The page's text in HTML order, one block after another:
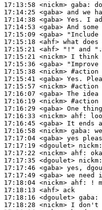
17:13:58 <nickm> gaba:
17:14:25 <gaba>
17:14:38 <gaba>
17:14:53 <gaba>
17:15:09 <gaba>
17:15:18 <ahf>
17:15:21 <ahf>
17:15:21 <nickm>
17:15:36 <gaba>
17:15:38 <nickm> #action
17:15:41 <gaba>
17:15:57 <nickm> #action
17:16:07 <gaba>
17:16:19 <nickm> #action
17:16:29 <gaba>
17:16:33 <nickm> ahf:
17:16:45 <gaba>
17:16:58 <nickm> gaba:
17:17:04 <gaba>
17:17:19 <dgoulet> nickm:
17:17:22 <nickm> ahf:
17:17:35 <dgoulet> nickm:
17:17:46 <gaba>
17:17:49 <gaba>
17:18:04 <nickm> ahf:
17:18:13 <ahf>
17:18:16 <dgoulet> gaba:
17:18:28 <nickm>